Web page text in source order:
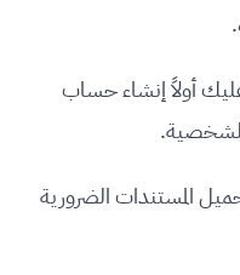
عليك أولاً إنشاء حساب
المستندات الضرورية